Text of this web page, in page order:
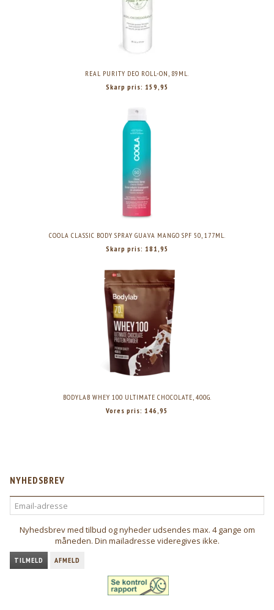
REAL PURITY DEO ROLL-ON, 89ML.
Skarp pris: 159,95
COOLA CLASSIC BODY SPRAY GUAVA MANGO SPF 50, 177ML.
Skarp pris: 181,95
BODYLAB WHEY 100 ULTIMATE CHOCOLATE, 400G.
Vores pris: 146,95
NYHEDSBREV
EMAIL-
ADRESSE
Nyhedsbrev med tilbud og nyheder udsendes max. 4 gange om
måneden. Din mailadresse videregives ikke.
TILMELD AFMELD